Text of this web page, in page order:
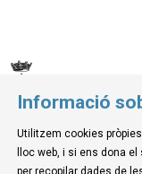
© Museu de la
C. d'Ullà, 27-31 | 17257
Tel. 972 755 180 a/e:
Informació
Utilitzem cookies
lloc web, i si ens dona
per recopilar dades de